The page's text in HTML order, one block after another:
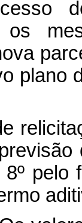
de
os
plano
pelo